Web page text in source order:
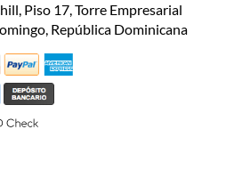
Piso 17, Torre Empresarial
República Dominicana